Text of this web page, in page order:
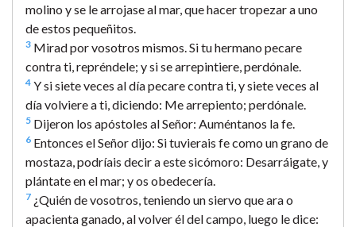
molino y se le arrojase al mar, que hacer tropezar a uno
de estos pequeñitos.
3 Mirad por vosotros mismos. Si tu hermano pecare
contra ti, repréndele; y si se arrepintiere, perdónale.
4 Y si siete veces al día pecare contra ti, y siete veces al
día volviere a ti, diciendo: Me arrepiento; perdónale.
5 Dijeron los apóstoles al Señor: Auméntanos la fe.
6 Entonces el Señor dijo: Si tuvierais fe como un grano de
mostaza, podríais decir a este sicómoro: Desarráigate, y
plántate en el mar; y os obedecería.
7 ¿Quién de vosotros, teniendo un siervo que ara o
apacienta ganado, al volver él del campo, luego le dice: